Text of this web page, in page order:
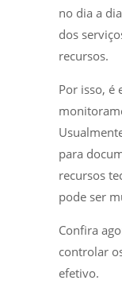
no dia a
dos
recursos.
Por isso, é
para
recursos
pode ser
Confira
controlar
efetivo.